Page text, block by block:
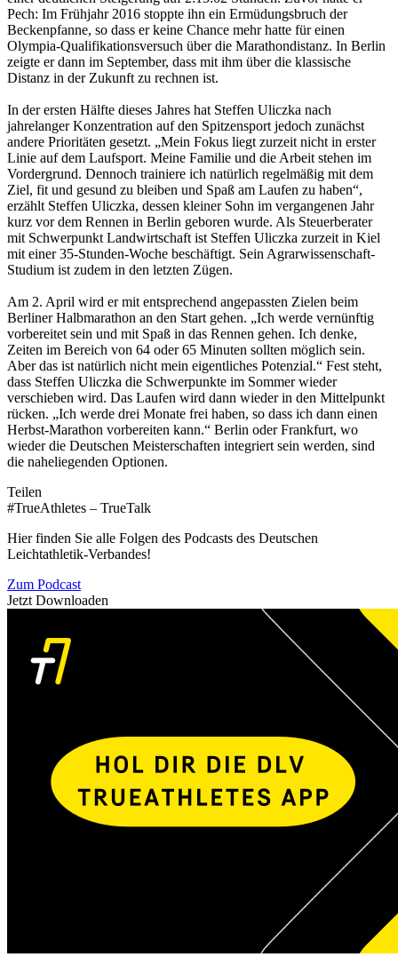
Pech: Im Frühjahr 2016 stoppte ihn ein Ermüdungsbruch der
Beckenpfanne, so dass er keine Chance mehr hatte für einen
Olympia-Qualifikationsversuch über die Marathondistanz. In Berlin
zeigte er dann im September, dass mit ihm über die klassische
Distanz in der Zukunft zu rechnen ist.
In der ersten Hälfte dieses Jahres hat Steffen Uliczka nach
jahrelanger Konzentration auf den Spitzensport jedoch zunächst
andere Prioritäten gesetzt. „Mein Fokus liegt zurzeit nicht in erster
Linie auf dem Laufsport. Meine Familie und die Arbeit stehen im
Vordergrund. Dennoch trainiere ich natürlich regelmäßig mit dem
Ziel, fit und gesund zu bleiben und Spaß am Laufen zu haben“,
erzählt Steffen Uliczka, dessen kleiner Sohn im vergangenen Jahr
kurz vor dem Rennen in Berlin geboren wurde. Als Steuerberater
mit Schwerpunkt Landwirtschaft ist Steffen Uliczka zurzeit in Kiel
mit einer 35-Stunden-Woche beschäftigt. Sein Agrarwissenschaft-
Studium ist zudem in den letzten Zügen.
Am 2. April wird er mit entsprechend angepassten Zielen beim
Berliner Halbmarathon an den Start gehen. „Ich werde vernünftig
vorbereitet sein und mit Spaß in das Rennen gehen. Ich denke,
Zeiten im Bereich von 64 oder 65 Minuten sollten möglich sein.
Aber das ist natürlich nicht mein eigentliches Potenzial.“ Fest steht,
dass Steffen Uliczka die Schwerpunkte im Sommer wieder
verschieben wird. Das Laufen wird dann wieder in den Mittelpunkt
rücken. „Ich werde drei Monate frei haben, so dass ich dann einen
Herbst-Marathon vorbereiten kann.“ Berlin oder Frankfurt, wo
wieder die Deutschen Meisterschaften integriert sein werden, sind
die naheliegenden Optionen.
Teilen
#TrueAthletes – TrueTalk
Hier finden Sie alle Folgen des Podcasts des Deutschen
Leichtathletik-Verbandes!
Zum Podcast
Jetzt Downloaden